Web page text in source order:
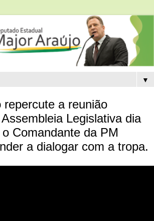
▼
repercute a reunião
Legislativa dia
Comandante da PM
a dialogar com a tropa.